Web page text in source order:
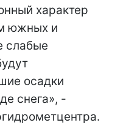
характер
южных и
слабые
осадки
снега», -